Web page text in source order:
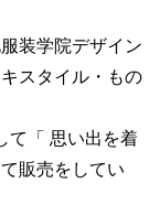
装学院デザイン
スタイル・もの
て「 思い出を着
販売をしてい